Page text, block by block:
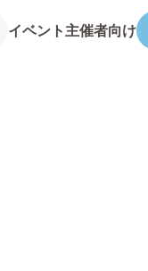
イベント主催者向け